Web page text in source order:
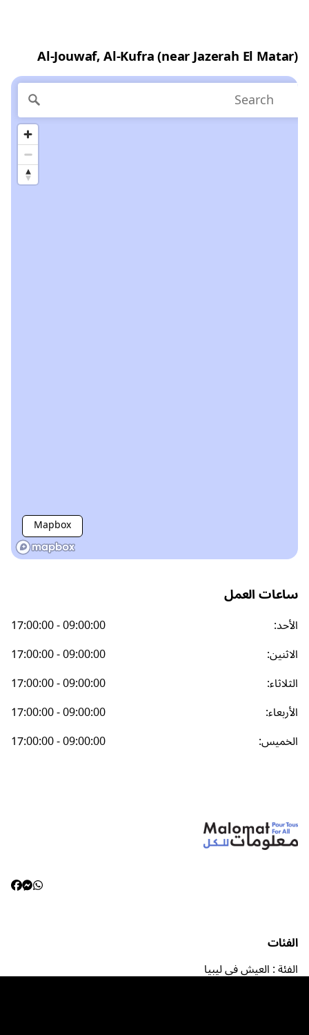
Al-Jouwaf, Al-Kufra (near Jazerah El Matar)
Mapbox
ساعات العمل
الأحد:
17:00:00 - 09:00:00
الاثنين:
17:00:00 - 09:00:00
الثلاثاء:
17:00:00 - 09:00:00
الأربعاء:
17:00:00 - 09:00:00
الخميس:
17:00:00 - 09:00:00
الفئات
الفئة : العيش في ليبيا
الفئة: الصحة و الراحة